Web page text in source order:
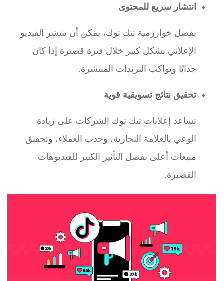
انتشار سريع للمحتوى
بفضل خوارزمية تيك توك، يمكن أن ينتشر الفيديو
الإعلاني بشكل كبير خلال فترة قصيرة إذا كان
جذابًا ويواكب الترندات المنتشرة.
تحقيق نتائج تسويقية قوية
تساعد إعلانات تيك توك الشركات على زيادة
الوعي بالعلامة التجارية، وجذب العملاء، وتحقيق
مبيعات أعلى بفضل التأثير الكبير للفيديوهات
القصيرة.